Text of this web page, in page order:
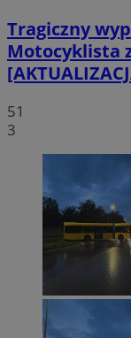
Tragiczny
Motocyklista
51
3